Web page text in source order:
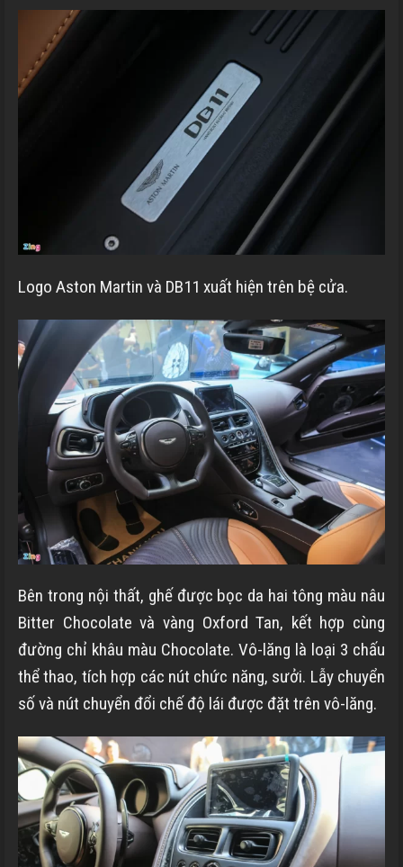
Logo Aston Martin và DB11 xuất hiện trên bệ cửa.
Bên trong nội thất, ghế được bọc da hai tông màu nâu
Bitter Chocolate và vàng Oxford Tan, kết hợp cùng
đường chỉ khâu màu Chocolate. Vô-lăng là loại 3 chấu
thể thao, tích hợp các nút chức năng, sưởi. Lẫy chuyển
số và nút chuyển đổi chế độ lái được đặt trên vô-lăng.